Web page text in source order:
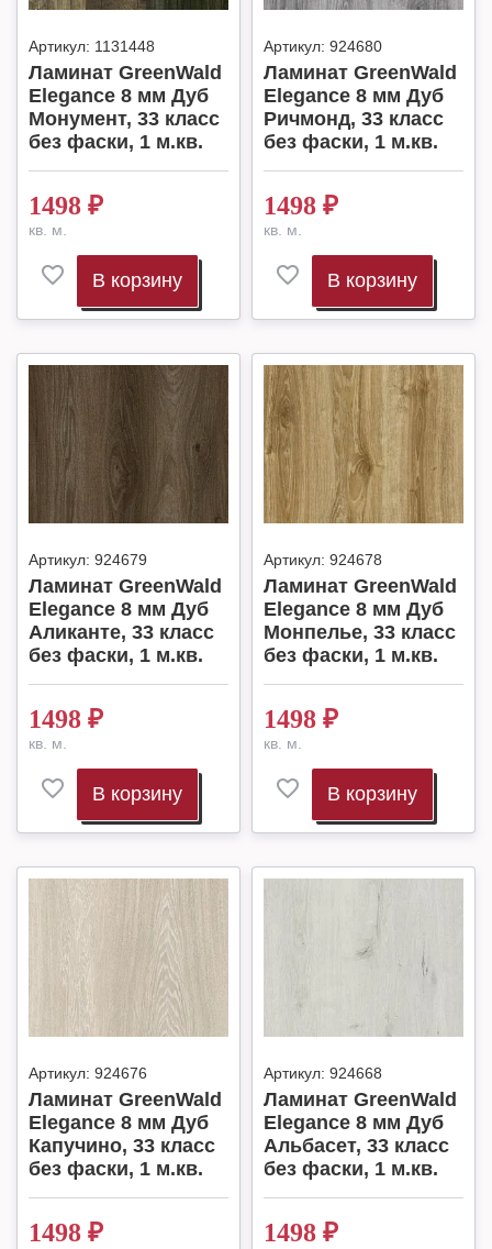
Артикул: 1131448
Ламинат GreenWald
Elegance 8 мм Дуб
Монумент, 33 класс
без фаски, 1 м.кв.
1498 ₽
кв. м.
В корзину
Артикул: 924680
Ламинат GreenWald
Elegance 8 мм Дуб
Ричмонд, 33 класс
без фаски, 1 м.кв.
1498 ₽
кв. м.
В корзину
Артикул: 924679
Ламинат GreenWald
Elegance 8 мм Дуб
Аликанте, 33 класс
без фаски, 1 м.кв.
1498 ₽
кв. м.
В корзину
Артикул: 924678
Ламинат GreenWald
Elegance 8 мм Дуб
Монпелье, 33 класс
без фаски, 1 м.кв.
1498 ₽
кв. м.
В корзину
Артикул: 924676
Ламинат GreenWald
Elegance 8 мм Дуб
Капучино, 33 класс
без фаски, 1 м.кв.
1498 ₽
Артикул: 924668
Ламинат GreenWald
Elegance 8 мм Дуб
Альбасет, 33 класс
без фаски, 1 м.кв.
1498 ₽